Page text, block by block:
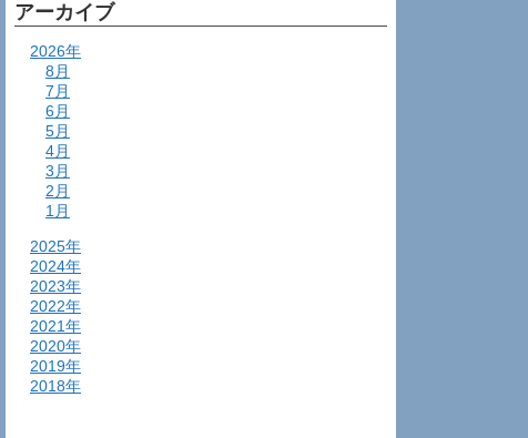
アーカイブ
2026年
8月
7月
6月
5月
4月
3月
2月
1月
2025年
2024年
2023年
2022年
2021年
2020年
2019年
2018年